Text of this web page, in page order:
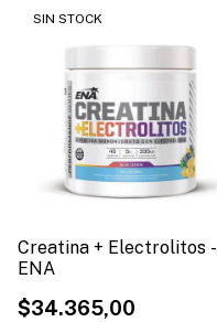
SIN STOCK
Creatina + Electrolitos -
ENA
$34.365,00